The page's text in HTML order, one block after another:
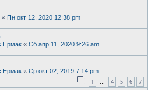
« Пн окт 12, 2020 12:38 pm
Ермак « Сб апр 11, 2020 9:26 am
Ермак « Ср окт 02, 2019 7:14 pm
1 … 4 5 6 7